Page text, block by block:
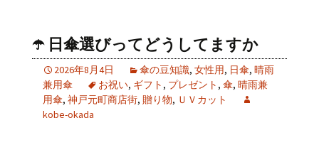
☂️ 日傘選びってどうしてますか
2026年8月4日 傘の豆知識, 女性用, 日傘, 晴雨
兼用傘
お祝い, ギフト , プレゼント , 傘, 晴雨兼
用傘, 神戸元町商店街, 贈り物, ＵＶカット
kobe-okada